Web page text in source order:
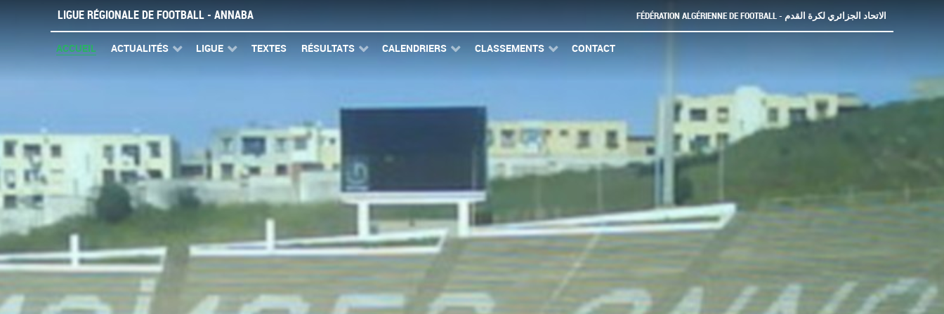
LIGUE RÉGIONALE DE FOOTBALL - ANNABA FÉDÉRATION ALGÉRIENNE DE FOOTBALL - الاتحاد الجزائري لكرة القدم
ACCUEIL ACTUALITÉS LIGUE TEXTES RÉSULTATS CALENDRIERS CLASSEMENTS CONTACT